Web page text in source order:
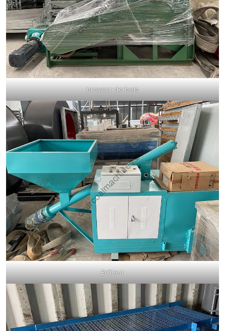
broyeur de bois
Brûleur